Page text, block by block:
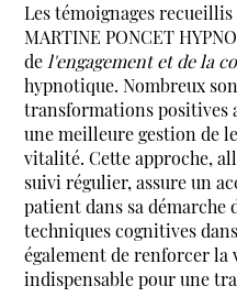
Les témoignages
MARTINE PONCET
de l'engagement et de la
hypnotique. Nombreux
transformations positives
une meilleure gestion de
vitalité. Cette approche,
suivi régulier, assure un
patient dans sa démarche
techniques cognitives
également de renforcer la
indispensable pour une